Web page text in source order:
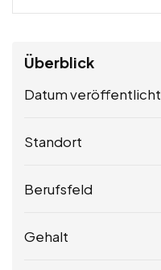
Überblick
Datum veröffentlicht
Standort
Berufsfeld
Gehalt